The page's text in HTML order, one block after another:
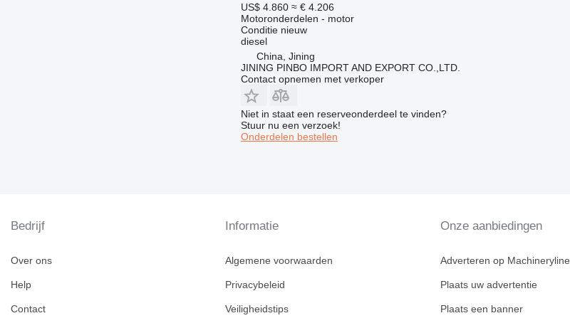
US$ 4.860 ≈ € 4.206
Motoronderdelen - motor
Conditienieuw
diesel
China, Jining
JINING PINBO IMPORT AND EXPORT CO.,LTD.
Contact opnemen met verkoper
Niet in staat een reserveonderdeel te vinden?
Stuur nu een verzoek!
Onderdelen bestellen
Bedrijf
Over ons
Help
Contact
Informatie
Algemene voorwaarden
Privacybeleid
Veiligheidstips
Onze aanbiedingen
Adverteren op Machineryline
Plaats uw advertentie
Plaats een banner